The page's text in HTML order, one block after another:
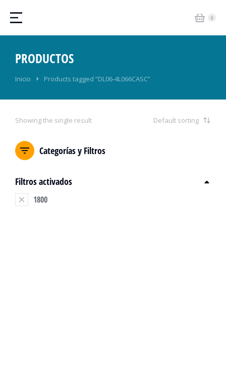
PRODUCTOS
Estás aquí:
Inicio Products tagged “DL06-4L066CASC”
Showing the single result
Categorías y Filtros
Filtros activados
1800